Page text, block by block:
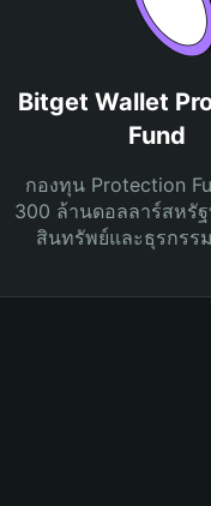
Bitget Wallet
Fund
กองทุน Protection
300 ล้านดอลลาร์สหรั
สินทรัพย์และธุรกร